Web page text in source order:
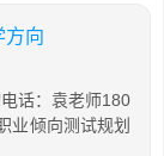
方向
话：袁老师180
业倾向测试规划